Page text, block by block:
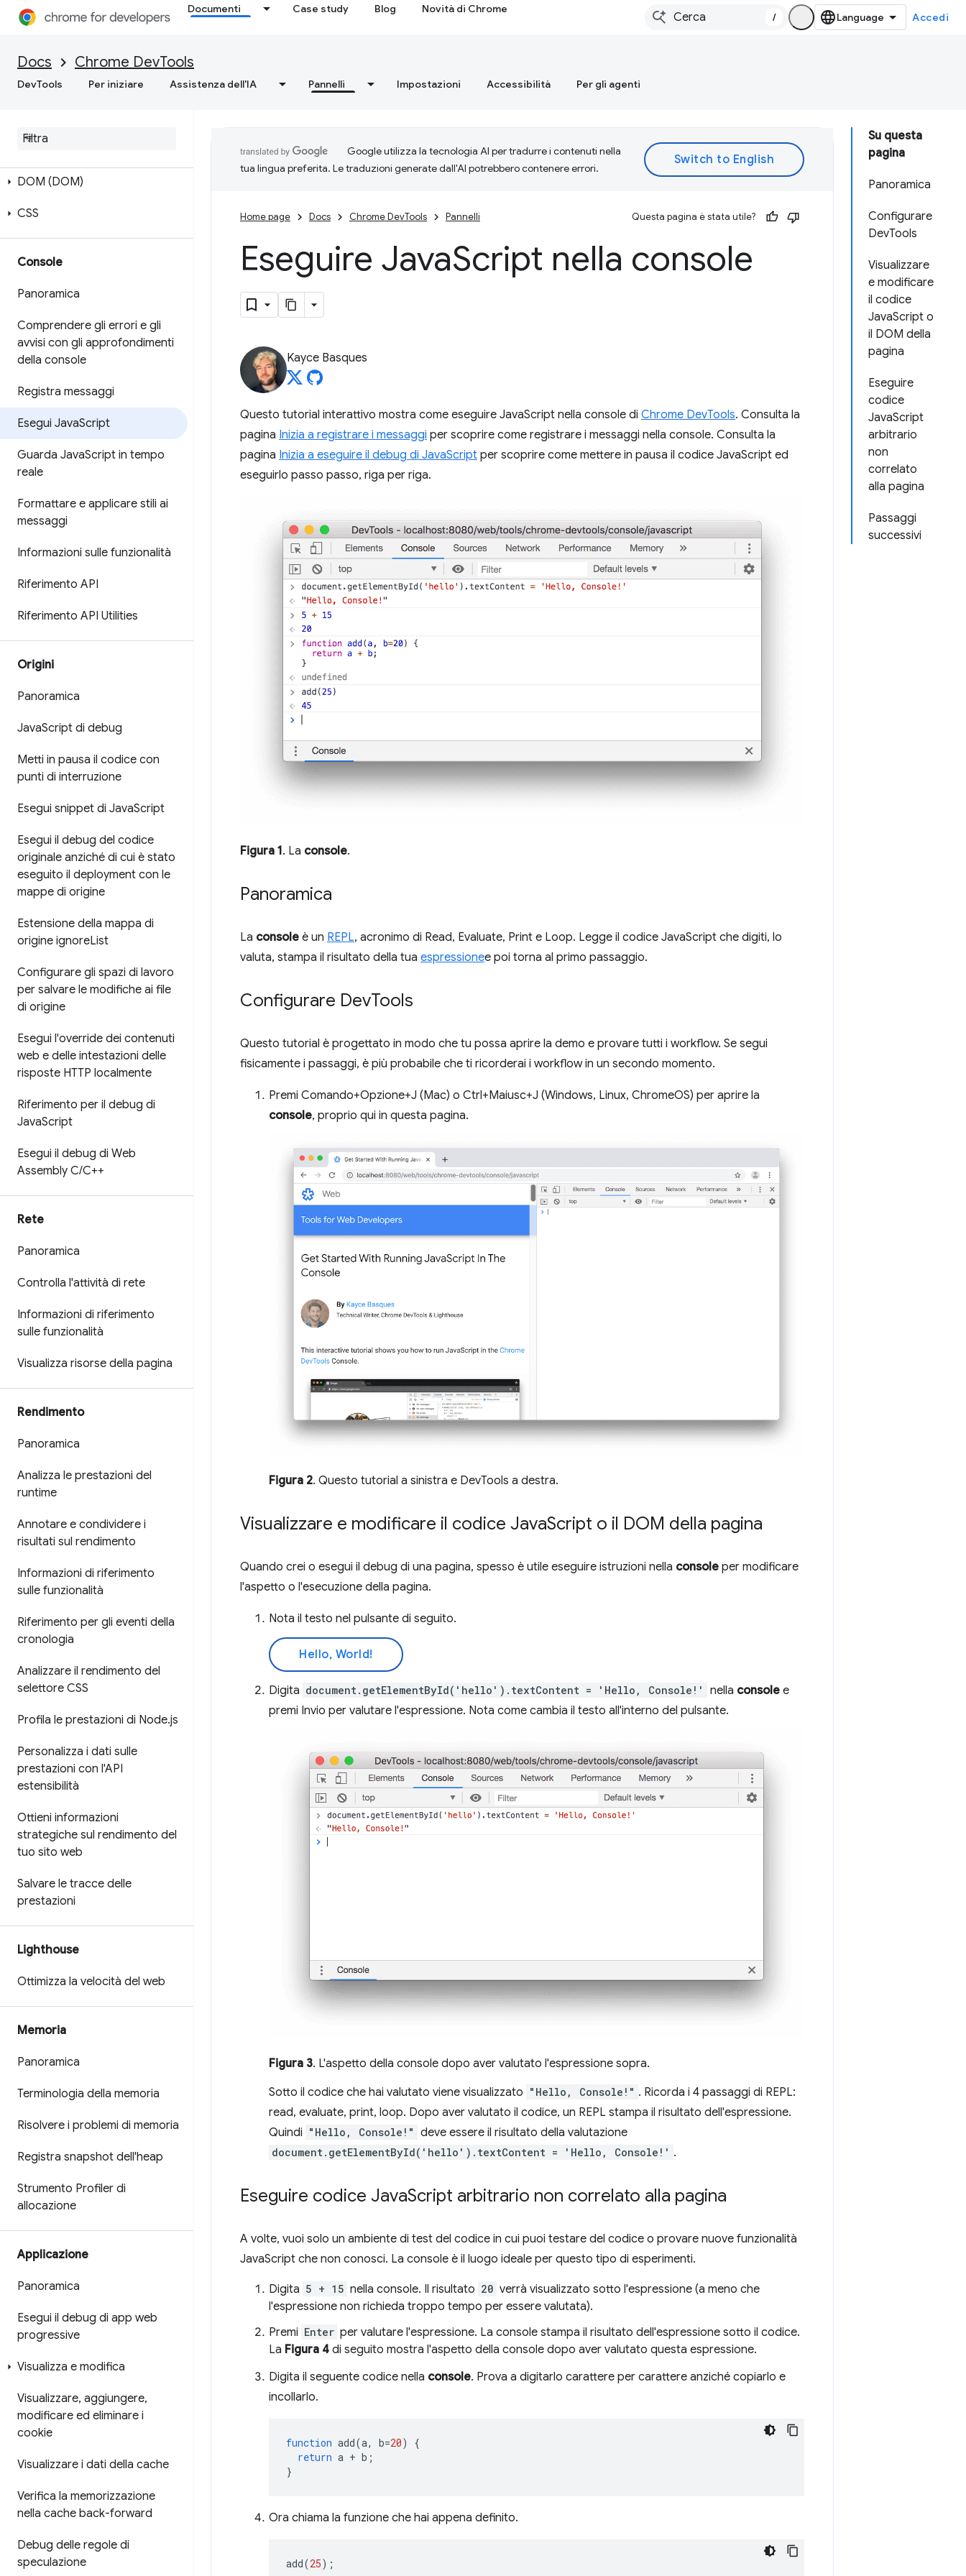
Documenti Case study Blog Novità di Chrome
/ Accedi
Docs Chrome DevTools
DevTools Per iniziare Assistenza dell'IA Pannelli Impostazioni Accessibilità Per gli agenti
DOM (DOM)
CSS
Console
Panoramica
Comprendere gli errori e gli
avvisi con gli approfondimenti
della console
Registra messaggi
Esegui JavaScript
Guarda JavaScript in tempo
reale
Formattare e applicare stili ai
messaggi
Informazioni sulle funzionalità
Riferimento API
Riferimento API Utilities
Origini
Panoramica
JavaScript di debug
Metti in pausa il codice con
punti di interruzione
Esegui snippet di JavaScript
Esegui il debug del codice
originale anziché di cui è stato
eseguito il deployment con le
mappe di origine
Estensione della mappa di
origine ignoreList
Configurare gli spazi di lavoro
per salvare le modifiche ai file
di origine
Esegui l'override dei contenuti
web e delle intestazioni delle
risposte HTTP localmente
Riferimento per il debug di
JavaScript
Esegui il debug di Web
Assembly C/C++
Rete
Panoramica
Controlla l'attività di rete
Informazioni di riferimento
sulle funzionalità
Visualizza risorse della pagina
Rendimento
Panoramica
Analizza le prestazioni del
runtime
Annotare e condividere i
risultati sul rendimento
Informazioni di riferimento
sulle funzionalità
Riferimento per gli eventi della
cronologia
Analizzare il rendimento del
selettore CSS
Profila le prestazioni di Node.js
Personalizza i dati sulle
prestazioni con l'API
estensibilità
Ottieni informazioni
strategiche sul rendimento del
tuo sito web
Salvare le tracce delle
prestazioni
Lighthouse
Ottimizza la velocità del web
Memoria
Panoramica
Terminologia della memoria
Risolvere i problemi di memoria
Registra snapshot dell'heap
Strumento Profiler di
allocazione
Applicazione
Panoramica
Esegui il debug di app web
progressive
Visualizza e modifica
Visualizzare, aggiungere,
modificare ed eliminare i
cookie
Visualizzare i dati della cache
Verifica la memorizzazione
nella cache back-forward
Debug delle regole di
speculazione
Su questa
pagina
Panoramica
Configurare
DevTools
Visualizzare
e modificare
il codice
JavaScript o
il DOM della
pagina
Eseguire
codice
JavaScript
arbitrario
non
correlato
alla pagina
Passaggi
successivi
Google utilizza la tecnologia AI per tradurre i contenuti nella
tua lingua preferita. Le traduzioni generate dall'AI potrebbero contenere errori.
Home page Docs Chrome DevTools Pannelli Questa pagina è stata utile?
Eseguire JavaScript nella console
Kayce Basques
Questo tutorial interattivo mostra come eseguire JavaScript nella console di Chrome DevTools. Consulta la
pagina Inizia a registrare i messaggi per scoprire come registrare i messaggi nella console. Consulta la
pagina Inizia a eseguire il debug di JavaScript per scoprire come mettere in pausa il codice JavaScript ed
eseguirlo passo passo, riga per riga.
Figura 1. La console.
Panoramica
La console è un REPL, acronimo di Read, Evaluate, Print e Loop. Legge il codice JavaScript che digiti, lo
valuta, stampa il risultato della tua espressionee poi torna al primo passaggio.
Configurare DevTools
Questo tutorial è progettato in modo che tu possa aprire la demo e provare tutti i workflow. Se segui
fisicamente i passaggi, è più probabile che ti ricorderai i workflow in un secondo momento.
Premi Comando+Opzione+J (Mac) o Ctrl+Maiusc+J (Windows, Linux, ChromeOS) per aprire la
console, proprio qui in questa pagina.
Figura 2. Questo tutorial a sinistra e DevTools a destra.
Visualizzare e modificare il codice JavaScript o il DOM della pagina
Quando crei o esegui il debug di una pagina, spesso è utile eseguire istruzioni nella console per modificare
l'aspetto o l'esecuzione della pagina.
Nota il testo nel pulsante di seguito.
Hello, World!
Digita document.getElementById('hello').textContent = 'Hello, Console!' nella console e
premi Invio per valutare l'espressione. Nota come cambia il testo all'interno del pulsante.
Figura 3. L'aspetto della console dopo aver valutato l'espressione sopra.
Sotto il codice che hai valutato viene visualizzato "Hello, Console!" . Ricorda i 4 passaggi di REPL:
read, evaluate, print, loop. Dopo aver valutato il codice, un REPL stampa il risultato dell'espressione.
Quindi "Hello, Console!" deve essere il risultato della valutazione
document.getElementById('hello').textContent = 'Hello, Console!' .
Eseguire codice JavaScript arbitrario non correlato alla pagina
A volte, vuoi solo un ambiente di test del codice in cui puoi testare del codice o provare nuove funzionalità
JavaScript che non conosci. La console è il luogo ideale per questo tipo di esperimenti.
Digita 5 + 15 nella console. Il risultato 20 verrà visualizzato sotto l'espressione (a meno che
l'espressione non richieda troppo tempo per essere valutata).
Premi Enter per valutare l'espressione. La console stampa il risultato dell'espressione sotto il codice.
La Figura 4 di seguito mostra l'aspetto della console dopo aver valutato questa espressione.
Digita il seguente codice nella console. Prova a digitarlo carattere per carattere anziché copiarlo e
incollarlo.
function add(a, b=20)
{
return a + b ;
}
Ora chiama la funzione che hai appena definito.
add(25);